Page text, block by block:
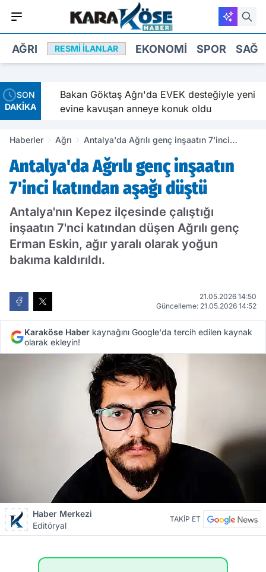
AĞRI RESMI İLANLAR EKONOMI SPOR
SON
DAKİKA
Bakan Göktaş Ağrı'da EVEK desteğiyle yeni
evine kavuşan anneye konuk oldu
Haberler Ağrı
Antalya'da Ağrılı genç inşaatın 7'inci
Antalya'da Ağrılı genç inşaatın
7'inci katından aşağı düştü
Antalya'nın Kepez ilçesinde çalıştığı
inşaatın 7'nci katından düşen Ağrılı genç
Erman Eskin, ağır yaralı olarak yoğun
bakıma kaldırıldı.
21.05.2026 14:50
Güncelleme: 21.05.2026 14:52
Karaköse Haber kaynağını Google'da tercih edilen kaynak
olarak ekleyin!
Haber Merkezi
Editöryal
TAKİP ET